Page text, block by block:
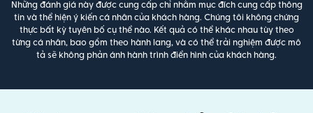
Những đánh giá này được cung cấp chỉ nhằm mục đích cung cấp thông
tin và thể hiện ý kiến cá nhân của khách hàng. Chúng tôi không chứng
thực bất kỳ tuyên bố cụ thể nào. Kết quả có thể khác nhau tùy theo
từng cá nhân, bao gồm theo hành lang, và có thể trải nghiệm được mô
tả sẽ không phản ánh hành trình điển hình của khách hàng.